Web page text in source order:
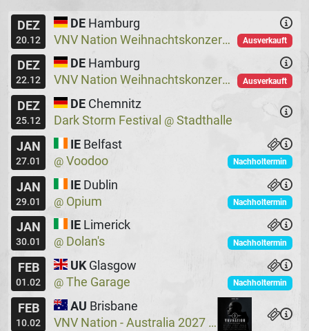
DEZ
20.12
DE Hamburg
VNV Nation Weihnachtskonzerte @Logo
Ausverkauft
DEZ
22.12
DE Hamburg
VNV Nation Weihnachtskonzerte @Logo
Ausverkauft
DEZ
25.12
DE Chemnitz
Dark Storm Festival @ Stadthalle
JAN
27.01
IE Belfast
@ Voodoo Nachholtermin
JAN
29.01
IE Dublin
@ Opium Nachholtermin
JAN
30.01
IE Limerick
@ Dolan's Nachholtermin
FEB
01.02
UK Glasgow
@ The Garage Nachholtermin
FEB
10.02
AU Brisbane
VNV Nation - Australia 2027
@ Crowbar